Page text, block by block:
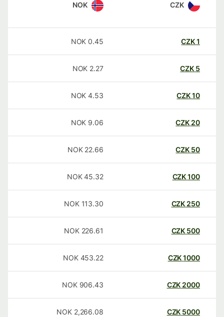
CZK
NOK
CZK
0.45
NOK
CZK
2.27
NOK
CZK
4.53
NOK
20
CZK
9.06
NOK
50
CZK
22.66
NOK
100
CZK
45.32
NOK
250
CZK
113.30
NOK
500
CZK
226.61
NOK
1000
CZK
453.22
NOK
2000
CZK
906.43
NOK
5000
CZK
2,266.08
NOK